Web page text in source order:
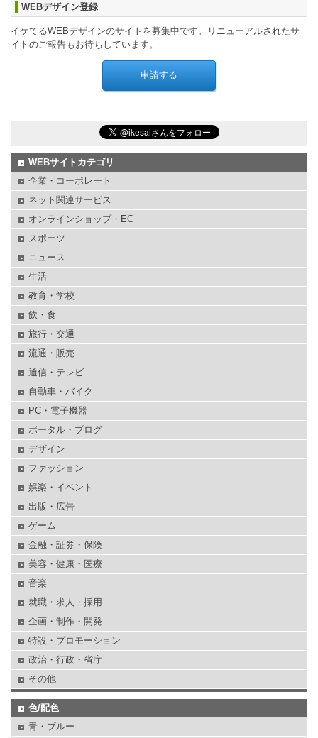
WEBデザイン登録
イケてるWEBデザインのサイトを募集中です。リニューアルされたサ
イトのご報告もお待ちしています。
WEBサイトカテゴリ
企業・コーポレート
ネット関連サービス
オンラインショップ・EC
スポーツ
ニュース
生活
教育・学校
飲・食
旅行・交通
流通・販売
通信・テレビ
自動車・バイク
PC・電子機器
ポータル・ブログ
デザイン
ファッション
娯楽・イベント
出版・広告
ゲーム
金融・証券・保険
美容・健康・医療
音楽
就職・求人・採用
企画・制作・開発
特設・プロモーション
政治・行政・省庁
その他
色/配色
青・ブルー